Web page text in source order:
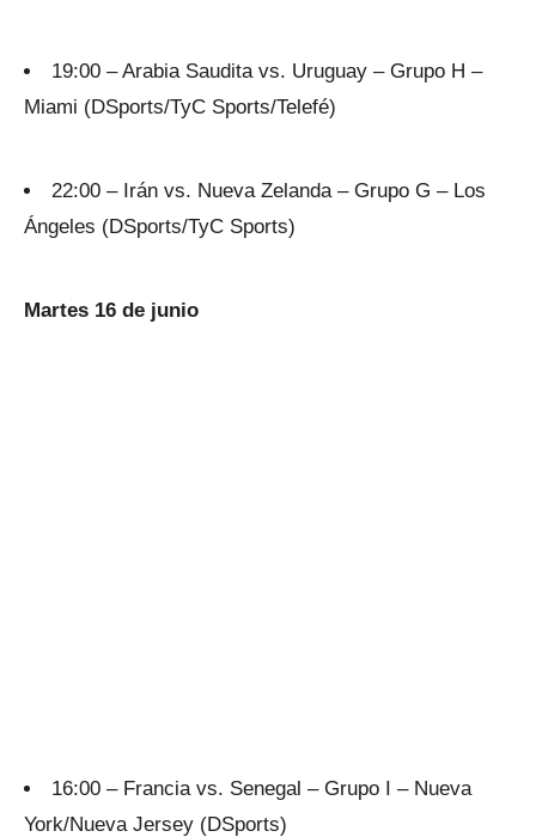
19:00 – Arabia Saudita vs. Uruguay – Grupo H –
Miami (DSports/TyC Sports/Telefé)
22:00 – Irán vs. Nueva Zelanda – Grupo G – Los
Ángeles (DSports/TyC Sports)
Martes 16 de junio
16:00 – Francia vs. Senegal – Grupo I – Nueva
York/Nueva Jersey (DSports)